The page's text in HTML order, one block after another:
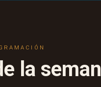
la